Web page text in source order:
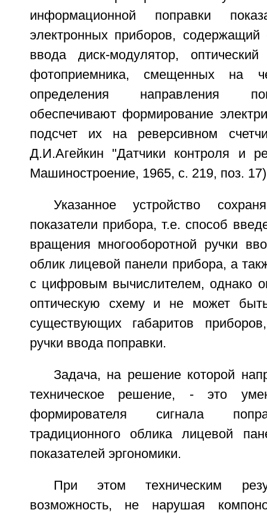
информационной поправки
электронных приборов, содержащий
ввода диск-модулятор,
фотоприемника, смещенных на
определения направления
обеспечивают формирование
подсчет их на реверсивном
Д.И.Агейкин "Датчики контроля и
Машиностроение, 1965, с. 219, поз.
Указанное устройство
показатели прибора, т.е. способ
вращения многооборотной ручки
облик лицевой панели прибора, а
с цифровым вычислителем, однако
оптическую схему и не может
существующих габаритов
ручки ввода поправки.
Задача, на решение которой
техническое решение, - это
формирователя сигнала
традиционного облика лицевой
показателей эргономики.
При этом техническим
возможность, не нарушая